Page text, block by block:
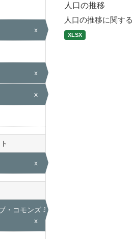
x
x
x
x
・コモンズ 表示
x
人口の推移
人口の推移に関す
XLSX